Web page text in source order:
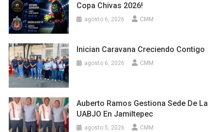
Copa Chivas 2026!
agosto 6, 2026 CMM
Inician Caravana Creciendo Contigo
agosto 6, 2026 CMM
Auberto Ramos Gestiona Sede De La
UABJO En Jamiltepec
agosto 5, 2026 CMM